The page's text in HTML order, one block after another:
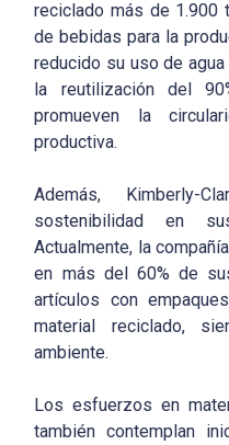
reciclado más de 1.900
de bebidas para la
reducido su uso de agua
la reutilización del
promueven la
productiva.
Además, Kimberly-
sostenibilidad en
Actualmente, la
en más del 60% de
artículos con
material reciclado,
ambiente.
Los esfuerzos en
también contemplan